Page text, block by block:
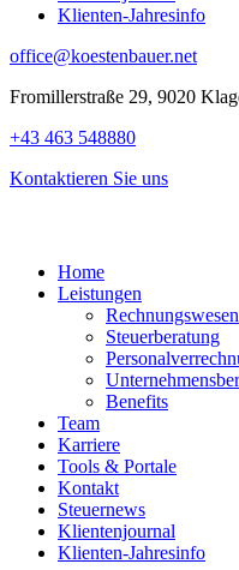
Klienten-Jahresinfo
office@koestenbauer.net
Fromillerstraße 29, 9020
+43 463 548880
Kontaktieren Sie uns
Home
Leistungen
Rechnungswesen
Steuerberatung
Benefits
Team
Karriere
Tools & Portale
Kontakt
Steuernews
Klientenjournal
Klienten-Jahresinfo